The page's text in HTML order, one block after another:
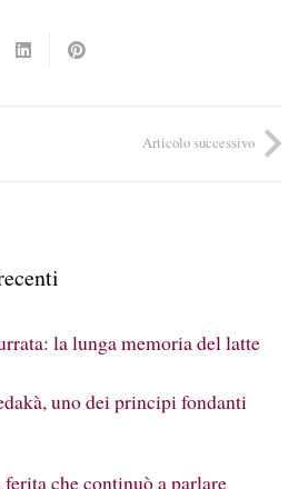
Articolo successivo
la lunga memoria del latte
uno dei principi fondanti
che continuò a parlare